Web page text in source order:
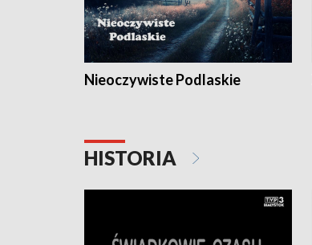
Nieoczywiste Podlaskie
HISTORIA